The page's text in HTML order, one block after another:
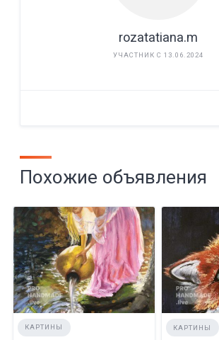
rozatatiana.m
УЧАСТНИК С 13.06.2024
Похожие объявления
КАРТИНЫ КАРТИНЫ